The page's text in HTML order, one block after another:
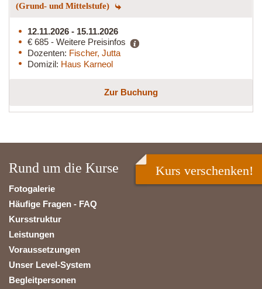
(Grund- und Mittelstufe)
12.11.2026 - 15.11.2026
€ 685 - Weitere Preisinfos
Dozenten: Fischer, Jutta
Domizil: Haus Karneol
Zur Buchung
Rund um die Kurse
Fotogalerie
Häufige Fragen - FAQ
Kursstruktur
Leistungen
Voraussetzungen
Unser Level-System
Begleitpersonen
Kurs verschenken!